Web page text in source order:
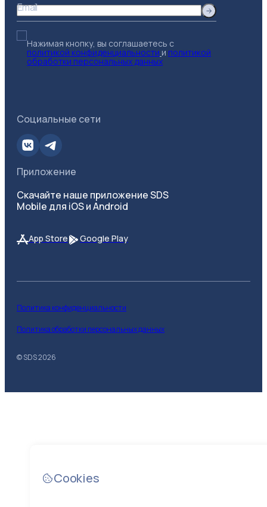
Email
Нажимая кнопку, вы соглашаетесь с
политикой конфиденциальности и политикой
обработки персональных данных
Социальные сети
Приложение
Скачайте наше приложение SDS
Mobile для iOS и Android
App Store Google Play
© SDS2026
Политика конфиденциальности
Политика обработки персональных данных
Cookies